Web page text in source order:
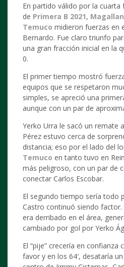
En partido válido por la cuarta
de Primera B 2021,
Temuco midieron fuerzas en
Bernardo. Fue claro triunfo
una gran fracción inicial en la
0.
El primer tiempo mostró
equipos que se respetaron
simples, se apreció una
aunque con un par de
Yerko Urra le sacó un remate
Pérez estuvo cerca de
distancia; eso por el lado del
Temuco en tanto tuvo en
más peligroso, con un par de
conectar Carlos Escobar.
El segundo tiempo sería todo
Castro continuó siendo factor.
era derribado en el área,
cambiado por gol por Yerko
El “pije” crecería en confianza
favor y en los 64′, desataría